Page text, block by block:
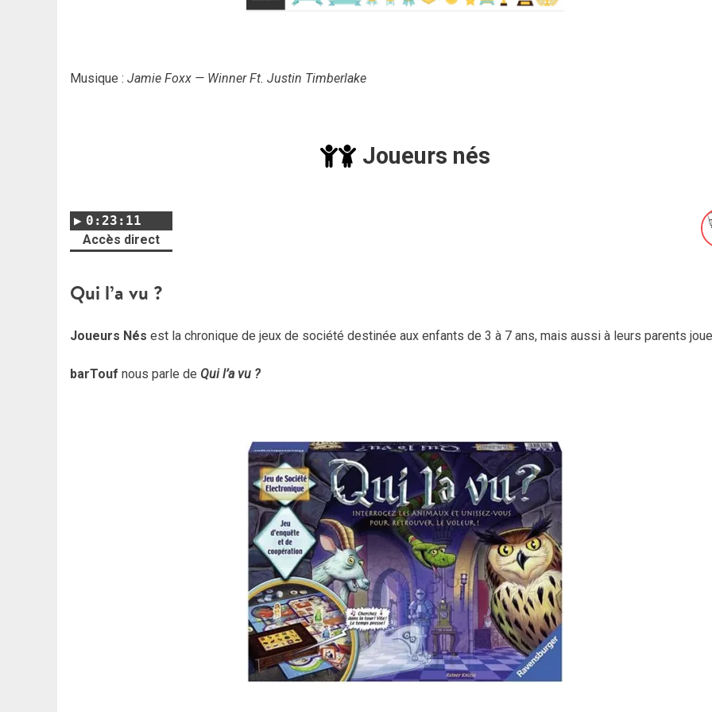
Musique : Jamie Foxx — Winner Ft. Justin Timberlake
Joueurs nés
0:23:11
Accès direct
Qui l’a vu ?
Joueurs Nés est la chronique de jeux de société destinée aux enfants de 3 à 7 ans, mais aussi à leurs parents
barTouf nous parle de Qui l’a vu ?